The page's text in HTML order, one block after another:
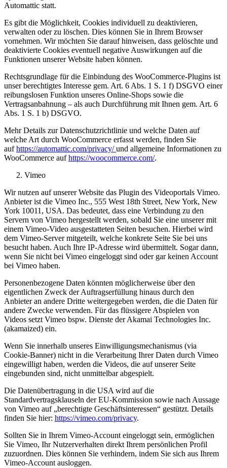
Automattic statt.
Es gibt die Möglichkeit, Cookies individuell zu deaktivieren,
verwalten oder zu löschen. Dies können Sie in Ihrem Browser
vornehmen. Wir möchten Sie darauf hinweisen, dass gelöschte und
deaktivierte Cookies eventuell negative Auswirkungen auf die
Funktionen unserer Website haben können.
Rechtsgrundlage für die Einbindung des WooCommerce-Plugins ist
unser berechtigtes Interesse gem. Art. 6 Abs. 1 S. 1 f) DSGVO einer
reibungslosen Funktion unseres Online-Shops sowie die
Vertragsanbahnung – als auch Durchführung mit Ihnen gem. Art. 6
Abs. 1 S. 1 b) DSGVO.
Mehr Details zur Datenschutzrichtlinie und welche Daten auf
welche Art durch WooCommerce erfasst werden, finden Sie
aufhttps://automattic.com/privacy/und allgemeine Informationen zu
WooCommerce aufhttps://woocommerce.com/.
Vimeo
Wir nutzen auf unserer Website das Plugin des Videoportals Vimeo.
Anbieter ist die Vimeo Inc., 555 West 18th Street, New York, New
York 10011, USA. Das bedeutet, dass eine Verbindung zu den
Servern von Vimeo hergestellt werden, sobald Sie eine unserer mit
einem Vimeo-Video ausgestatteten Seiten besuchen. Hierbei wird
dem Vimeo-Server mitgeteilt, welche konkrete Seite Sie bei uns
besucht haben. Auch Ihre IP-Adresse wird übermittelt. Sogar dann,
wenn Sie nicht bei Vimeo eingeloggt sind oder gar keinen Account
bei Vimeo haben.
Personenbezogene Daten könnten möglicherweise über den
eigentlichen Zweck der Auftragserfüllung hinaus durch den
Anbieter an andere Dritte weitergegeben werden, die die Daten für
andere Zwecke verwenden. Für das flüssigere Abspielen von
Videos setzt Vimeo bspw. Dienste der Akamai Technologies Inc.
(akamaized) ein.
Wenn Sie innerhalb unseres Einwilligungsmechanismus (via
Cookie-Banner) nicht in die Verarbeitung Ihrer Daten durch Vimeo
eingewilligt haben, werden die Videos, die auf unserer Seite
eingebunden sind, nicht unmittelbar abgespielt.
Die Datenübertragung in die USA wird auf die
Standardvertragsklauseln der EU-Kommission sowie nach Aussage
von Vimeo auf „berechtigte Geschäftsinteressen“ gestützt. Details
finden Sie hier: https://vimeo.com/privacy.
Sollten Sie in Ihrem Vimeo-Account eingeloggt sein, ermöglichen
Sie Vimeo, Ihr Nutzerverhalten direkt Ihrem persönlichen Profil
zuzuordnen. Dies können Sie verhindern, indem Sie sich aus Ihrem
Vimeo-Account ausloggen.